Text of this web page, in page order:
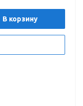
В корзину